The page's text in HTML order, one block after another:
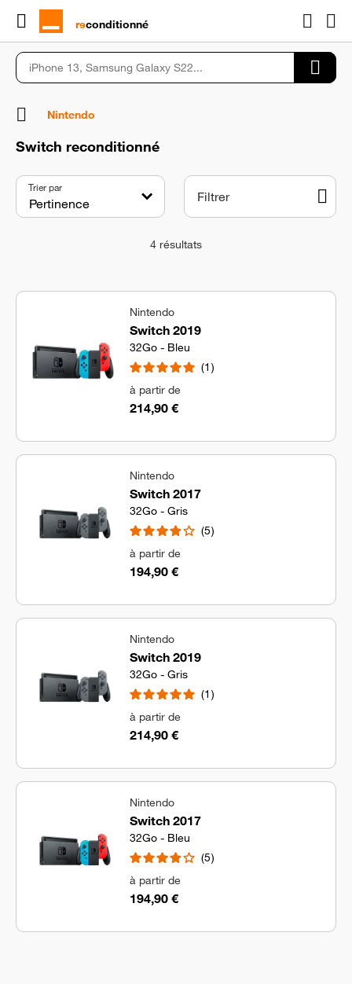
rɘconditionné
Nintendo
Switch reconditionné
4 résultats
Trier par
Filtrer
Nintendo
Switch 2019
32Go - Bleu
1
à partir de
214,90 €
Nintendo
Switch 2017
32Go - Gris
5
à partir de
194,90 €
Nintendo
Switch 2019
32Go - Gris
1
à partir de
214,90 €
Nintendo
Switch 2017
32Go - Bleu
5
à partir de
194,90 €